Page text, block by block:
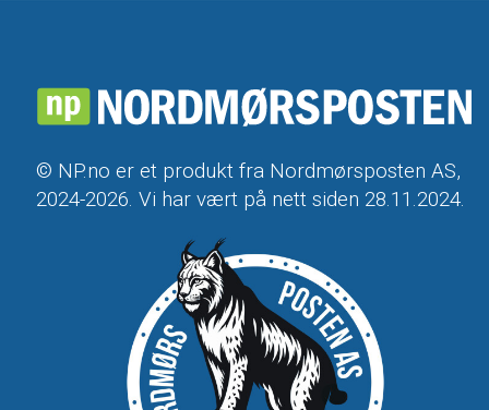
© NP.no er et produkt fra Nordmørsposten AS,
2024-2026. Vi har vært på nett siden 28.11.2024.